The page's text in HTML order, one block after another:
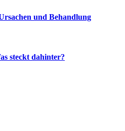
und Behandlung
steckt dahinter?